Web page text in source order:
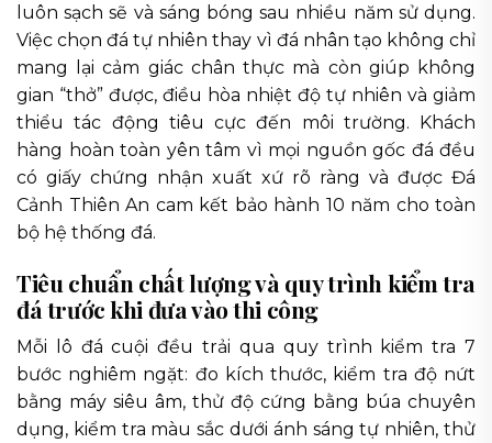
luôn sạch sẽ và sáng bóng sau nhiều năm sử dụng.
Việc chọn đá tự nhiên thay vì đá nhân tạo không chỉ
mang lại cảm giác chân thực mà còn giúp không
gian “thở” được, điều hòa nhiệt độ tự nhiên và giảm
thiểu tác động tiêu cực đến môi trường. Khách
hàng hoàn toàn yên tâm vì mọi nguồn gốc đá đều
có giấy chứng nhận xuất xứ rõ ràng và được Đá
Cảnh Thiên An cam kết bảo hành 10 năm cho toàn
bộ hệ thống đá.
Tiêu chuẩn chất lượng và quy trình kiểm tra
đá trước khi đưa vào thi công
Mỗi lô đá cuội đều trải qua quy trình kiểm tra 7
bước nghiêm ngặt: đo kích thước, kiểm tra độ nứt
bằng máy siêu âm, thử độ cứng bằng búa chuyên
dụng, kiểm tra màu sắc dưới ánh sáng tự nhiên, thử